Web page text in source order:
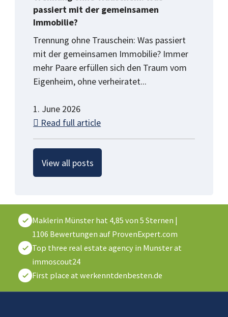
passiert mit der gemeinsamen
Immobilie?
Trennung ohne Trauschein: Was passiert
mit der gemeinsamen Immobilie? Immer
mehr Paare erfüllen sich den Traum vom
Eigenheim, ohne verheiratet...
1. June 2026
Read full article
View all posts
Maklerin Münster hat 4,85 von 5 Sternen |
1106 Bewertungen auf ProvenExpert.com
Top three real estate agency in Munster at
immoscout24
First place at werkenntdenbesten.de